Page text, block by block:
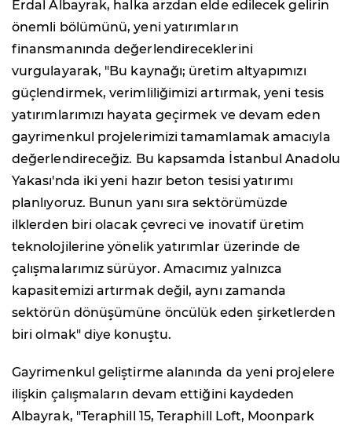
Erdal Albayrak, halka arzdan elde edilecek gelirin
önemli bölümünü, yeni yatırımların
finansmanında değerlendireceklerini
vurgulayarak, "Bu kaynağı; üretim altyapımızı
güçlendirmek, verimliliğimizi artırmak, yeni tesis
yatırımlarımızı hayata geçirmek ve devam eden
gayrimenkul projelerimizi tamamlamak amacıyla
değerlendireceğiz. Bu kapsamda İstanbul Anadolu
Yakası'nda iki yeni hazır beton tesisi yatırımı
planlıyoruz. Bunun yanı sıra sektörümüzde
ilklerden biri olacak çevreci ve inovatif üretim
teknolojilerine yönelik yatırımlar üzerinde de
çalışmalarımız sürüyor. Amacımız yalnızca
kapasitemizi artırmak değil, aynı zamanda
sektörün dönüşümüne öncülük eden şirketlerden
biri olmak" diye konuştu.
Gayrimenkul geliştirme alanında da yeni projelere
ilişkin çalışmaların devam ettiğini kaydeden
Albayrak, "Teraphill 15, Teraphill Loft, Moonpark